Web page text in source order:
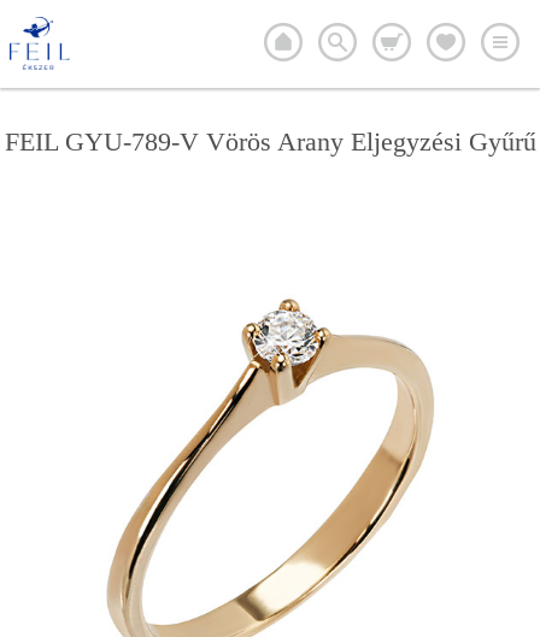
FEIL GYU-789-V Vörös Arany Eljegyzési Gyűrű